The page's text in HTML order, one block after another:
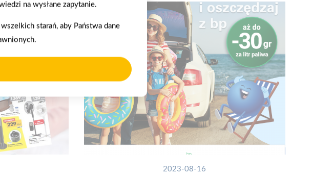
2023-08-16
na wysłane zapytanie.
starań, aby Państwa dane